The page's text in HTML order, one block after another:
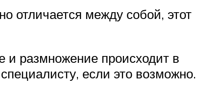
отличается между собой, этот
и размножение происходит в
если это возможно.